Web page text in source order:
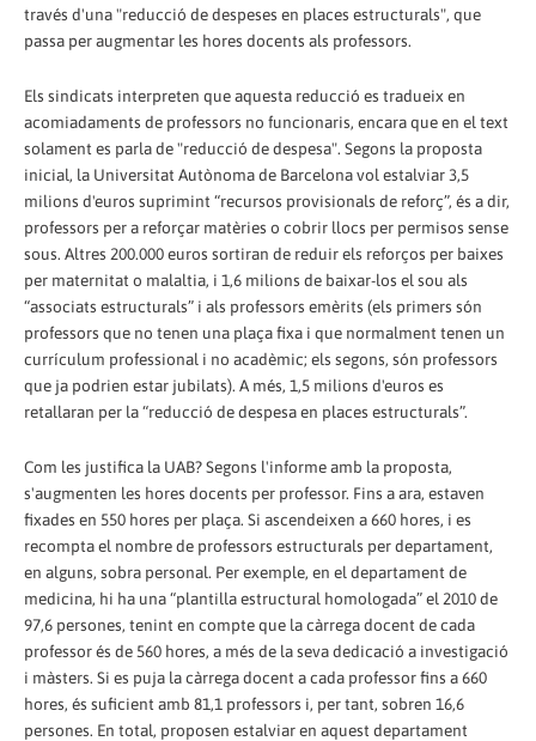
través d'una "reducció de despeses en places estructurals", que
passa per augmentar les hores docents als professors.
Els sindicats interpreten que aquesta reducció es tradueix en
acomiadaments de professors no funcionaris, encara que en el text
solament es parla de "reducció de despesa". Segons la proposta
inicial, la Universitat Autònoma de Barcelona vol estalviar 3,5
milions d'euros suprimint “recursos provisionals de reforç”, és a dir,
professors per a reforçar matèries o cobrir llocs per permisos sense
sous. Altres 200.000 euros sortiran de reduir els reforços per baixes
per maternitat o malaltia, i 1,6 milions de baixar-los el sou als
“associats estructurals” i als professors emèrits (els primers són
professors que no tenen una plaça fixa i que normalment tenen un
currículum professional i no acadèmic; els segons, són professors
que ja podrien estar jubilats). A més, 1,5 milions d'euros es
retallaran per la “reducció de despesa en places estructurals”.
Com les justifica la UAB? Segons l'informe amb la proposta,
s'augmenten les hores docents per professor. Fins a ara, estaven
fixades en 550 hores per plaça. Si ascendeixen a 660 hores, i es
recompta el nombre de professors estructurals per departament,
en alguns, sobra personal. Per exemple, en el departament de
medicina, hi ha una “plantilla estructural homologada” el 2010 de
97,6 persones, tenint en compte que la càrrega docent de cada
professor és de 560 hores, a més de la seva dedicació a investigació
i màsters. Si es puja la càrrega docent a cada professor fins a 660
hores, és suficient amb 81,1 professors i, per tant, sobren 16,6
persones. En total, proposen estalviar en aquest departament